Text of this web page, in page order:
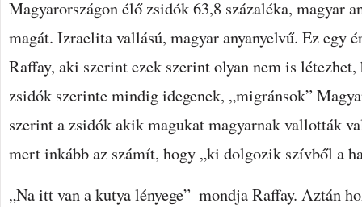
Magyarországon élő zsidók 63,8 százaléka, magyar
magát. Izraelita vallású, magyar anyanyelvű. Ez egy
Raffay, aki szerint ezek szerint olyan nem is
zsidók szerinte mindig idegenek, „migránsok”
szerint a zsidók akik magukat magyarnak vallották
mert inkább az számít, hogy „ki dolgozik szívből a
„Na itt van a kutya lényege”–mondja Raffay. Aztán